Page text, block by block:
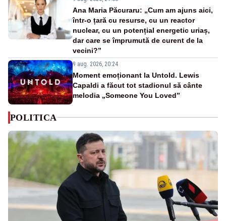
Ana Maria Păcuraru: „Cum am ajuns aici,
într-o țară cu resurse, cu un reactor
nuclear, cu un potențial energetic uriaș,
dar care se împrumută de curent de la
vecini?”
9 aug. 2026, 20:24
Moment emoționant la Untold. Lewis
Capaldi a făcut tot stadionul să cânte
melodia „Someone You Loved”
POLITICA